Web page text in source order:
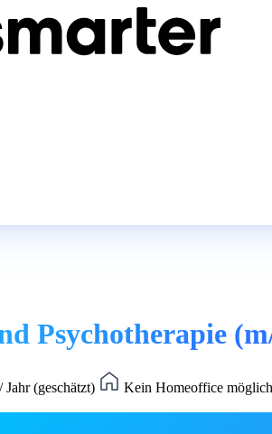
Psychotherapie
(geschätzt)
Kein Homeoffice möglich